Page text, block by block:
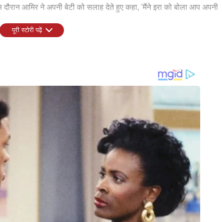
आमिर ने अपनी बेटी को सलाह देते हुए कहा, 'मैंने इरा को बोला आप अपनी
खान के इंटरव्यू को लेकर आपकी क्या राय है, कमेंट कर के हमें जरूर बताएं।
के आगाज से पहले पंजाब
ने बदला कोचिंग स्टाफ
SPORTS
दो साल बाद रेड बॉल क्रिकेट में देवदत्त
पडिक्कल का टीम इंडिया में वापसी का
सीक्रेट प्लान
पूरी स्टोरी पढ़ें